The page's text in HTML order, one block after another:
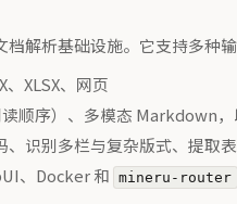
解析基础设施。它支持多种
XLSX、网页
顺序）、多模态 Markdown
识别多栏与复杂版式、提取
、Docker 和
mineru-router